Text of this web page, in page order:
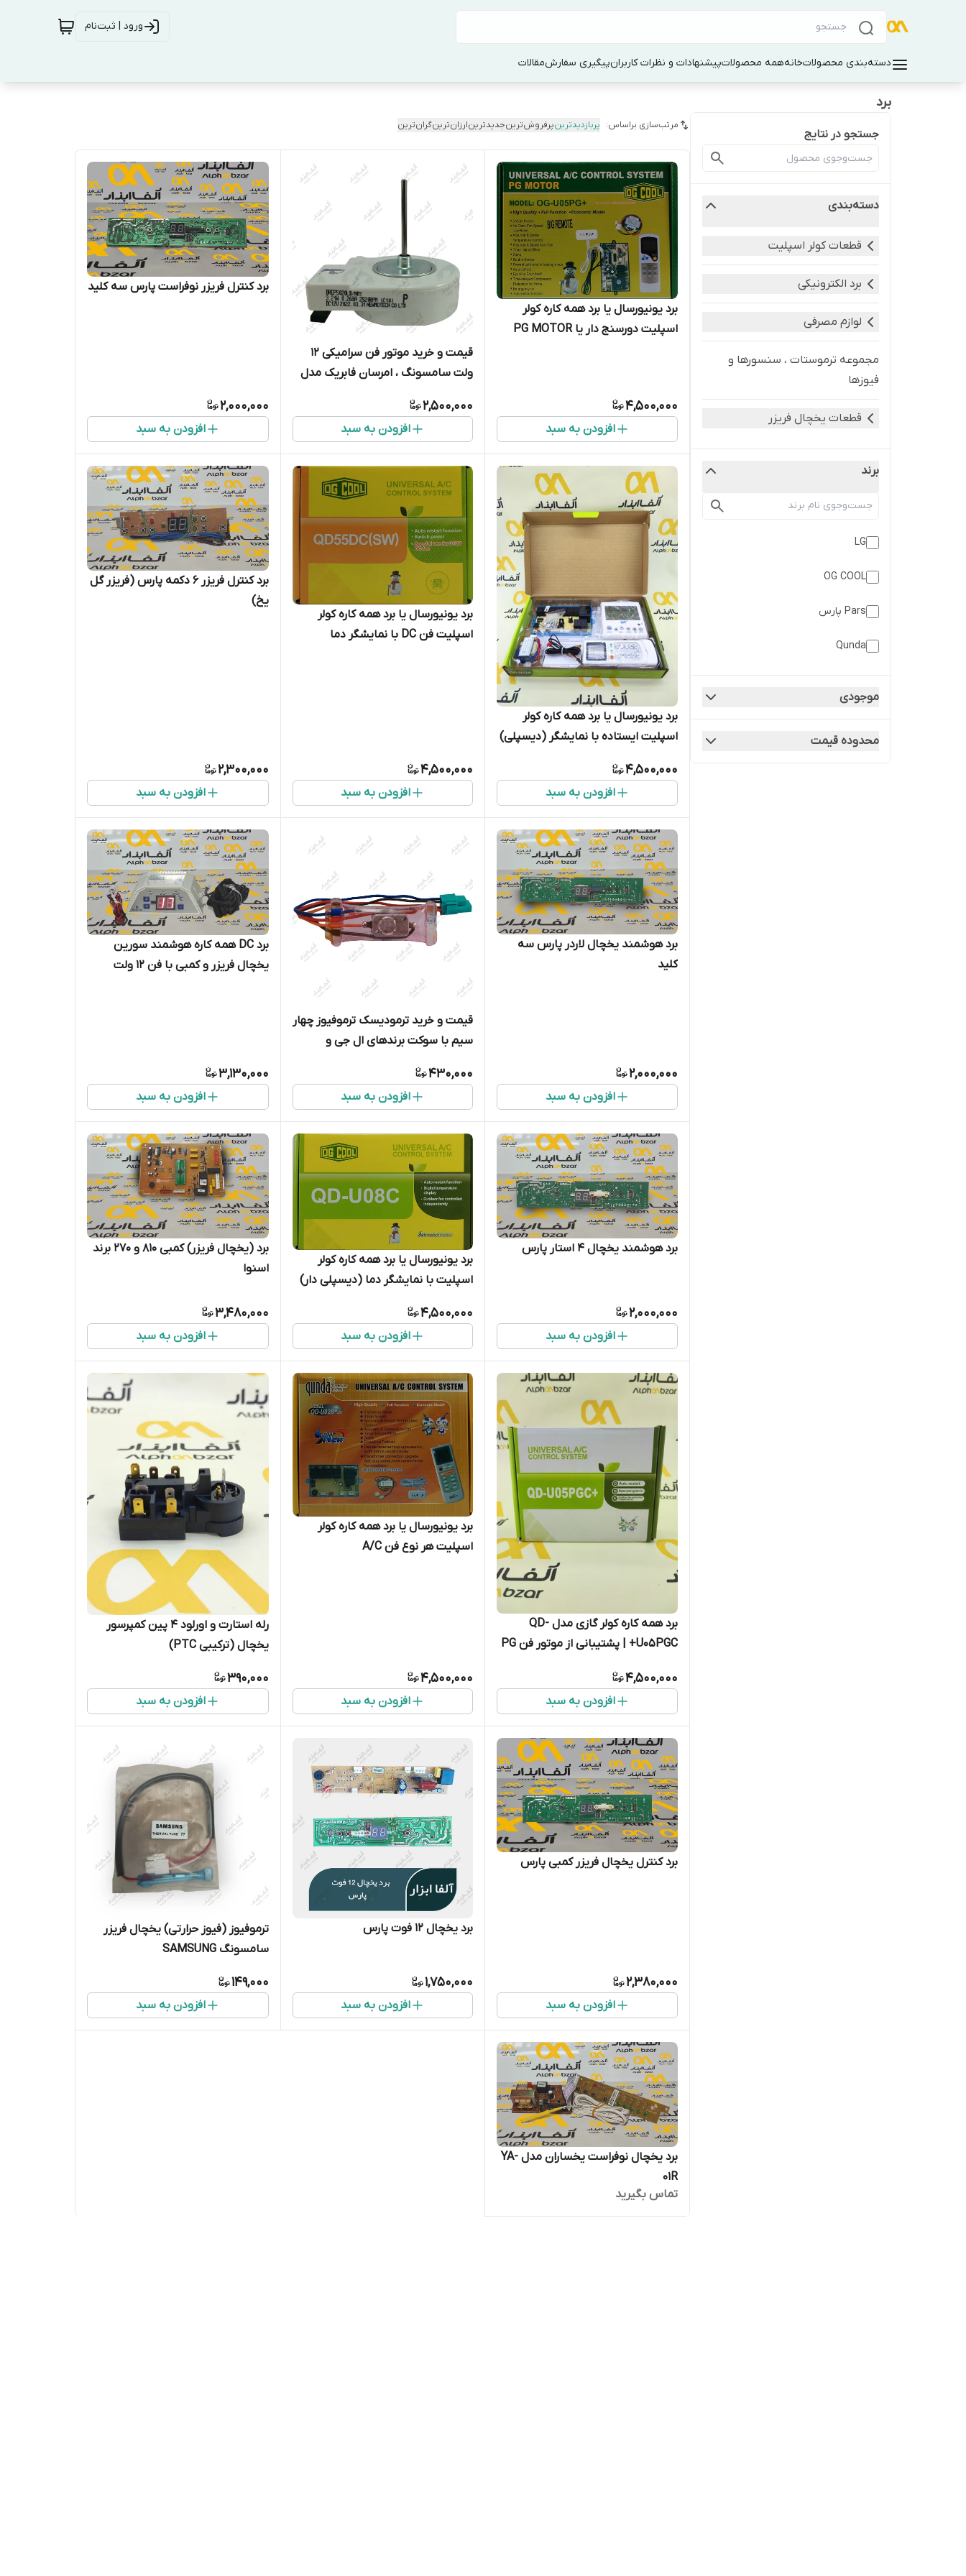
ورود | ثبت‌نام
دسته‌بندی محصولاتخانههمه محصولاتپیشنهادات و نظرات کاربرانپیگیری سفارشمقالات
برد
جستجو در نتایج
دسته‌بندی
قطعات کولر اسپلیت
برد الکترونیکی
لوازم مصرفی
مجموعه ترموستات ، سنسورها و
فیوزها
قطعات یخچال فریزر
برند
LG
OG COOL
Pars پارس
Qunda
سامسونگ
موجودی
محدوده قیمت
مرتب‌سازی براساس: پربازدیدترینپرفروش‌ترینجدیدترینارزان‌ترینگران‌ترین
برد یونیورسال یا برد همه‌ کاره کولر
اسپلیت دورسنج دار یا PG MOTOR
4,500,000
افزودن به سبد
قیمت و خرید موتور فن سرامیکی ۱۲
ولت سامسونگ ، امرسان فابریک مدل
2,500,000
افزودن به سبد
برد کنترل فریزر نوفراست پارس سه کلید
2,000,000
افزودن به سبد
برد یونیورسال یا برد همه‌ کاره کولر
اسپلیت ایستاده با نمایشگر (دیسپلی)
4,500,000
افزودن به سبد
برد یونیورسال یا برد همه‌ کاره کولر
اسپلیت فن DC با نمایشگر دما
4,500,000
افزودن به سبد
برد کنترل فریزر ۶ دکمه پارس (فریزر گل
یخ)
2,300,000
افزودن به سبد
برد هوشمند یخچال لاردر پارس سه
کلید
2,000,000
افزودن به سبد
قیمت و خرید ترمودیسک ترموفیوز چهار
سیم با سوکت برندهای ال جی و
430,000
افزودن به سبد
برد DC همه کاره هوشمند سورین
یخچال فریزر و کمبی با فن ۱۲ ولت
3,130,000
افزودن به سبد
برد هوشمند یخچال 4 استار پارس
2,000,000
افزودن به سبد
برد یونیورسال یا برد همه‌ کاره کولر
اسپلیت با نمایشگر دما (دیسپلی دار)
4,500,000
افزودن به سبد
برد (یخچال فریزر) کمبی 810 و 270 برند
اسنوا
3,480,000
افزودن به سبد
برد همه کاره کولر گازی مدل QD-
U05PGC+ | پشتیبانی از موتور فن PG
4,500,000
افزودن به سبد
برد یونیورسال یا برد همه‌ کاره کولر
اسپلیت هر نوع فن A/C
4,500,000
افزودن به سبد
رله استارت و اورلود ۴ پین کمپرسور
یخچال (ترکیبی PTC)
390,000
افزودن به سبد
برد کنترل یخچال فریزر کمبی پارس
2,380,000
افزودن به سبد
برد یخچال 12 فوت پارس
1,750,000
افزودن به سبد
ترموفیوز (فیوز حرارتی) یخچال فریزر
سامسونگ SAMSUNG
149,000
افزودن به سبد
برد یخچال نوفراست یخساران مدل YA-
01R
تماس بگیرید